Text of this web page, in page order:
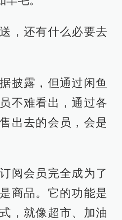
，还有什么必要去
披露，但通过闲鱼
不难看出，通过各
出去的会员，会是
阅会员完全成为了
商品。它的功能是
，就像超市、加油